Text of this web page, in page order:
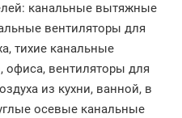
канальные вытяжные
вентиляторы для
тихие канальные
офиса, вентиляторы для
из кухни, ванной, в
осевые канальные